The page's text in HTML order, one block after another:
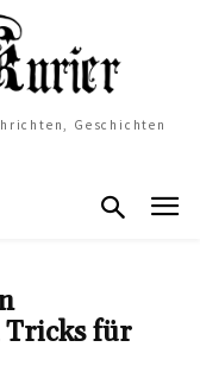
Geschichten
für